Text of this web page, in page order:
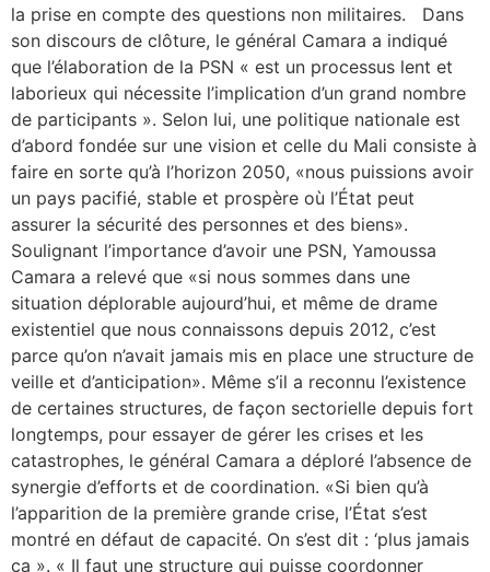
la prise en compte des questions non militaires. Dans
son discours de clôture, le général Camara a indiqué
que l’élaboration de la PSN « est un processus lent et
laborieux qui nécessite l’implication d’un grand nombre
de participants ». Selon lui, une politique nationale est
d’abord fondée sur une vision et celle du Mali consiste à
faire en sorte qu’à l’horizon 2050, «nous puissions avoir
un pays pacifié, stable et prospère où l’État peut
assurer la sécurité des personnes et des biens».
Soulignant l’importance d’avoir une PSN, Yamoussa
Camara a relevé que «si nous sommes dans une
situation déplorable aujourd’hui, et même de drame
existentiel que nous connaissons depuis 2012, c’est
parce qu’on n’avait jamais mis en place une structure de
veille et d’anticipation». Même s’il a reconnu l’existence
de certaines structures, de façon sectorielle depuis fort
longtemps, pour essayer de gérer les crises et les
catastrophes, le général Camara a déploré l’absence de
synergie d’efforts et de coordination. «Si bien qu’à
l’apparition de la première grande crise, l’État s’est
montré en défaut de capacité. On s’est dit : ‘plus jamais
ça ». « Il faut une structure qui puisse coordonner